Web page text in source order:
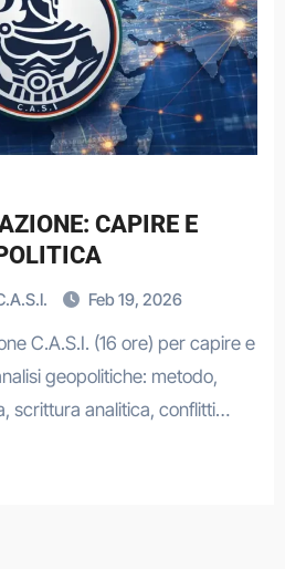
CAPIRE E
Feb 19, 2026
C.A.S.I. (16 ore) per capire e
geopolitiche: metodo,
scrittura analitica, conflitti…